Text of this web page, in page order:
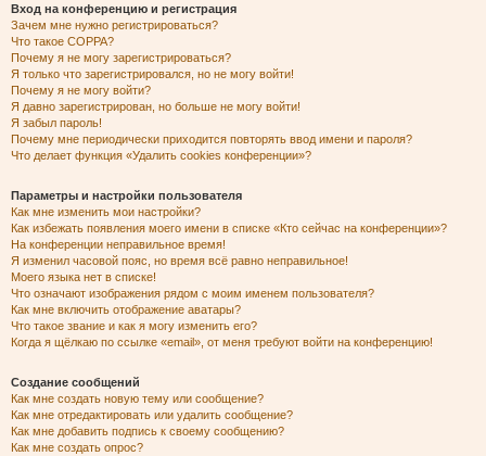
Вход на конференцию и регистрация
Зачем мне нужно регистрироваться?
Что такое COPPA?
Почему я не могу зарегистрироваться?
Я только что зарегистрировался, но не могу войти!
Почему я не могу войти?
Я давно зарегистрирован, но больше не могу войти!
Я забыл пароль!
Почему мне периодически приходится повторять ввод имени и пароля?
Что делает функция «Удалить cookies конференции»?
Параметры и настройки пользователя
Как мне изменить мои настройки?
Как избежать появления моего имени в списке «Кто сейчас на конференции»?
На конференции неправильное время!
Я изменил часовой пояс, но время всё равно неправильное!
Моего языка нет в списке!
Что означают изображения рядом с моим именем пользователя?
Как мне включить отображение аватары?
Что такое звание и как я могу изменить его?
Когда я щёлкаю по ссылке «email», от меня требуют войти на конференцию!
Создание сообщений
Как мне создать новую тему или сообщение?
Как мне отредактировать или удалить сообщение?
Как мне добавить подпись к своему сообщению?
Как мне создать опрос?